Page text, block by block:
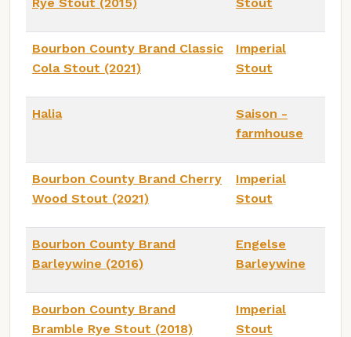
Bourbon County Brand Classic
Cola Stout (2021)
Imperial
Stout
Halia
Saison -
farmhouse
Bourbon County Brand Cherry
Wood Stout (2021)
Imperial
Stout
Bourbon County Brand
Barleywine (2016)
Engelse
Barleywine
Bourbon County Brand
Bramble Rye Stout (2018)
Imperial
Stout